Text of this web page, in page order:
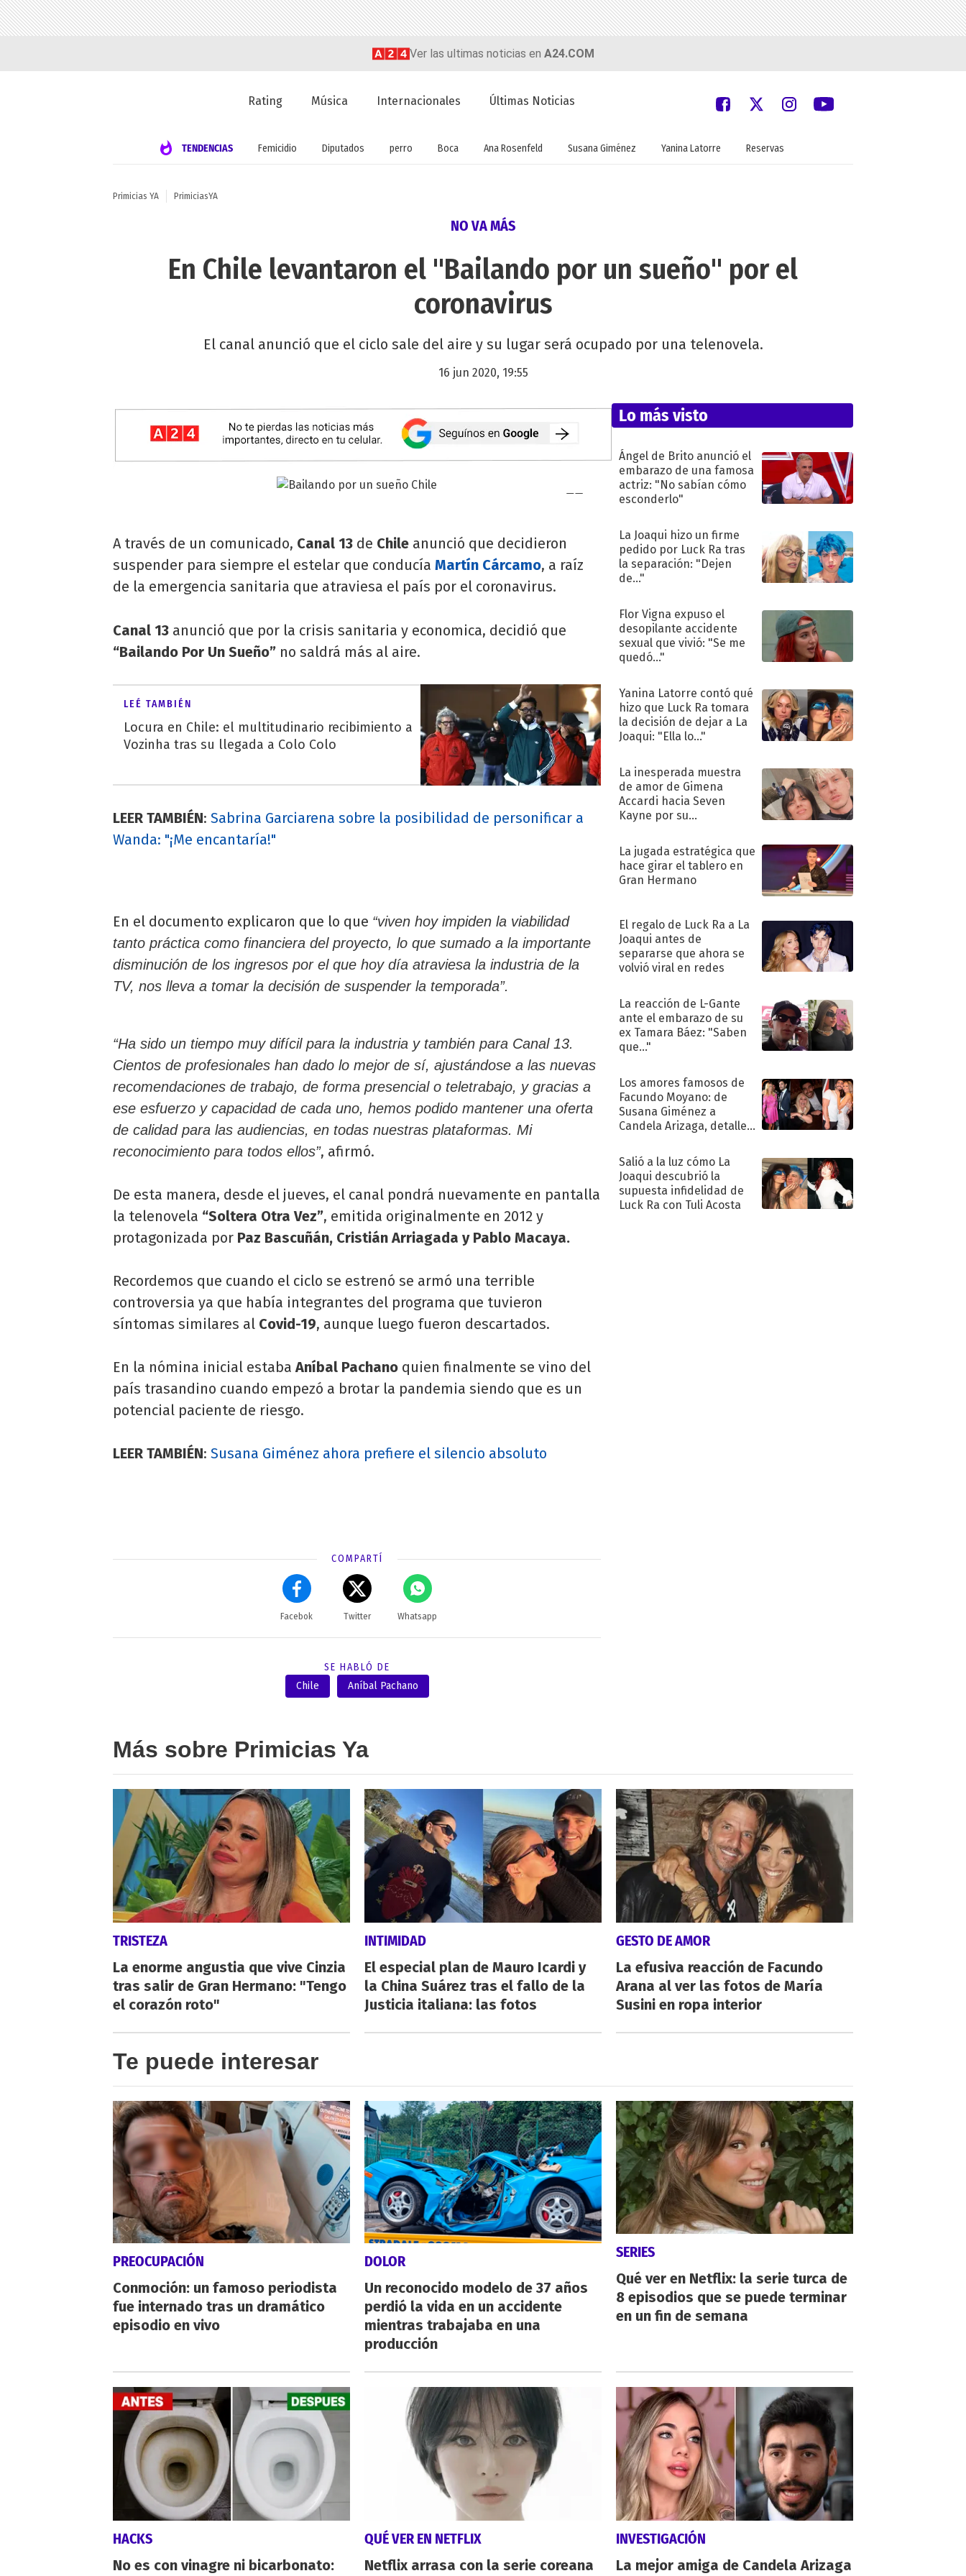
Ver las ultimas noticias en A24.COM
Rating Música Internacionales Últimas Noticias
TENDENCIAS Femicidio Diputados perro Boca Ana Rosenfeld Susana Giménez Yanina Latorre Reservas
Primicias YA PrimiciasYA
NO VA MÁS
En Chile levantaron el "Bailando por un sueño" por el
coronavirus
El canal anunció que el ciclo sale del aire y su lugar será ocupado por una telenovela.
16 jun 2020, 19:55
A través de un comunicado, Canal 13 de Chile anunció que decidieron
suspender para siempre el estelar que conducía Martín Cárcamo, a raíz
de la emergencia sanitaria que atraviesa el país por el coronavirus.
Canal 13 anunció que por la crisis sanitaria y economica, decidió que
“Bailando Por Un Sueño” no saldrá más al aire.
LEÉ TAMBIÉN
Locura en Chile: el multitudinario recibimiento a
Vozinha tras su llegada a Colo Colo
LEER TAMBIÉN: Sabrina Garciarena sobre la posibilidad de personificar a
Wanda: "¡Me encantaría!"
En el documento explicaron que lo que “viven hoy impiden la viabilidad
tanto práctica como financiera del proyecto, lo que sumado a la importante
disminución de los ingresos por el que hoy día atraviesa la industria de la
TV, nos lleva a tomar la decisión de suspender la temporada”.
“Ha sido un tiempo muy difícil para la industria y también para Canal 13.
Cientos de profesionales han dado lo mejor de sí, ajustándose a las nuevas
recomendaciones de trabajo, de forma presencial o teletrabajo, y gracias a
ese esfuerzo y capacidad de cada uno, hemos podido mantener una oferta
de calidad para las audiencias, en todas nuestras plataformas. Mi
reconocimiento para todos ellos”, afirmó.
De esta manera, desde el jueves, el canal pondrá nuevamente en pantalla
la telenovela “Soltera Otra Vez”, emitida originalmente en 2012 y
protagonizada por Paz Bascuñán, Cristián Arriagada y Pablo Macaya.
Recordemos que cuando el ciclo se estrenó se armó una terrible
controversia ya que había integrantes del programa que tuvieron
síntomas similares al Covid-19, aunque luego fueron descartados.
En la nómina inicial estabaAníbal Pachano quien finalmente se vino del
país trasandino cuando empezó a brotar la pandemia siendo que es un
potencial paciente de riesgo.
LEER TAMBIÉN: Susana Giménez ahora prefiere el silencio absoluto
COMPARTÍ
Facebok Twitter Whatsapp
SE HABLÓ DE
Chile
Aníbal Pachano
Lo más visto
Ángel de Brito anunció el
embarazo de una famosa
actriz: "No sabían cómo
esconderlo"
La Joaqui hizo un firme
pedido por Luck Ra tras
la separación: "Dejen
de..."
Flor Vigna expuso el
desopilante accidente
sexual que vivió: "Se me
quedó..."
Yanina Latorre contó qué
hizo que Luck Ra tomara
la decisión de dejar a La
Joaqui: "Ella lo..."
La inesperada muestra
de amor de Gimena
Accardi hacia Seven
Kayne por su
La jugada estratégica que
hace girar el tablero en
Gran Hermano
El regalo de Luck Ra a La
Joaqui antes de
separarse que ahora se
volvió viral en redes
La reacción de L-Gante
ante el embarazo de su
ex Tamara Báez: "Saben
que..."
Los amores famosos de
Facundo Moyano: de
Susana Giménez a
Candela Arizaga, detalles
sentimental
Salió a la luz cómo La
Joaqui descubrió la
supuesta infidelidad de
Luck Ra con Tuli Acosta
Más sobre Primicias Ya
TRISTEZA
La enorme angustia que vive Cinzia
tras salir de Gran Hermano: "Tengo
el corazón roto"
INTIMIDAD
El especial plan de Mauro Icardi y
la China Suárez tras el fallo de la
Justicia italiana: las fotos
GESTO DE AMOR
La efusiva reacción de Facundo
Arana al ver las fotos de María
Susini en ropa interior
Te puede interesar
PREOCUPACIÓN
Conmoción: un famoso periodista
fue internado tras un dramático
episodio en vivo
DOLOR
Un reconocido modelo de 37 años
perdió la vida en un accidente
mientras trabajaba en una
producción
SERIES
Qué ver en Netflix: la serie turca de
8 episodios que se puede terminar
en un fin de semana
HACKS
No es con vinagre ni bicarbonato:
QUÉ VER EN NETFLIX
Netflix arrasa con la serie coreana
INVESTIGACIÓN
La mejor amiga de Candela Arizaga